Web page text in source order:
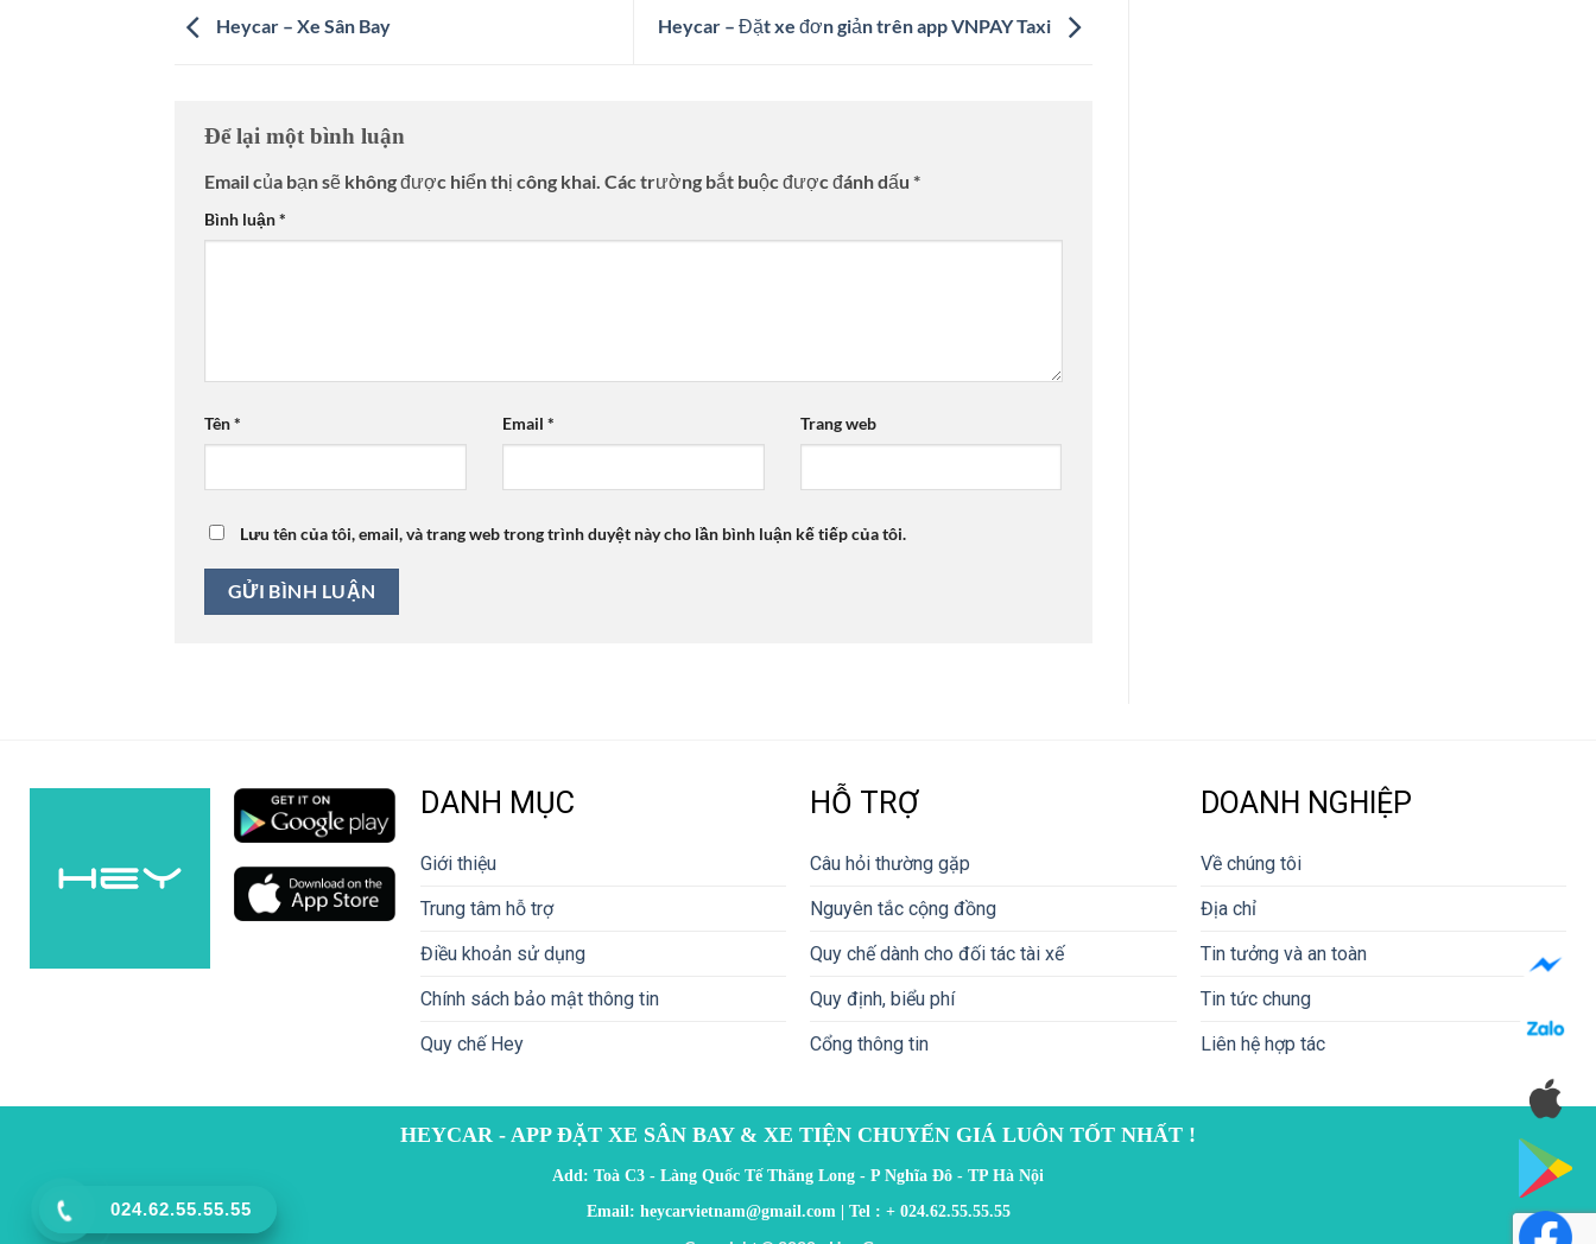
Heycar – Xe Sân Bay Heycar – Đặt xe đơn giản trên app VNPAY Taxi
Để lại một bình luận
Email của bạn sẽ không được hiển thị công khai. Các trường bắt buộc được đánh dấu *
Bình luận*
Tên* Email * Trang web
Lưu tên của tôi, email, và trang web trong trình duyệt này cho lần bình luận kế tiếp của tôi.
DANH MỤC
Giới thiệu
Trung tâm hỗ trợ
Điều khoản sử dụng
Chính sách bảo mật thông tin
Quy chế Hey
HỖ TRỢ
Câu hỏi thường gặp
Nguyên tắc cộng đồng
Quy chế dành cho đối tác tài xế
Quy định, biểu phí
Cổng thông tin
DOANH NGHIỆP
Về chúng tôi
Địa chỉ
Tin tưởng và an toàn
Tin tức chung
Liên hệ hợp tác
HEYCAR - APP ĐẶT XE SÂN BAY & XE TIỆN CHUYẾN GIÁ LUÔN TỐT NHẤT !
Add: Toà C3 - Làng Quốc Tế Thăng Long - P Nghĩa Đô - TP Hà Nội
Email: heycarvietnam@gmail.com | Tel : + 024.62.55.55.55
024.62.55.55.55